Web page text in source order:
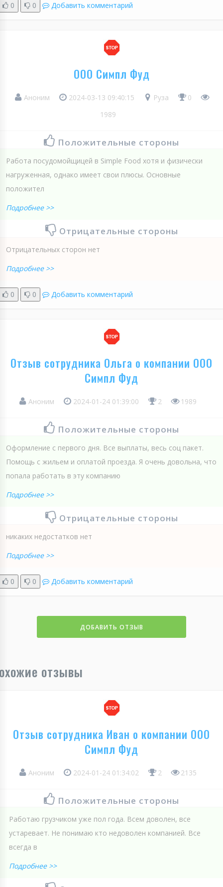
0 0 Добавить комментарий
ООО Симпл Фуд
Аноним 2024-03-13 09:40:15 Руза
0
1989
Положительные стороны
Работа посудомойщицей в Simple Food хотя и физически
нагруженная, однако имеет свои плюсы. Основные
положител
Подробнее >>
Отрицательные стороны
Отрицательных сторон нет
Подробнее >>
0 0 Добавить комментарий
Отзыв сотрудника Ольга о компании ООО
Симпл Фуд
Аноним 2024-01-24 01:39:00 2 1989
Положительные стороны
Оформление с первого дня. Все выплаты, весь соц пакет.
Помощь с жильем и оплатой проезда. Я очень довольна, что
попала работать в эту компанию
Подробнее >>
Отрицательные стороны
никаких недостатков нет
Подробнее >>
0 0 Добавить комментарий
ДОБАВИТЬ ОТЗЫВ
отзывы
Отзыв сотрудника Иван о компании ООО
Симпл Фуд
Аноним 2024-01-24 01:34:02 2 2135
Положительные стороны
Работаю грузчиком уже пол года. Всем доволен, все
устаревает. Не понимаю кто недоволен компанией. Все
всегда в
Подробнее >>